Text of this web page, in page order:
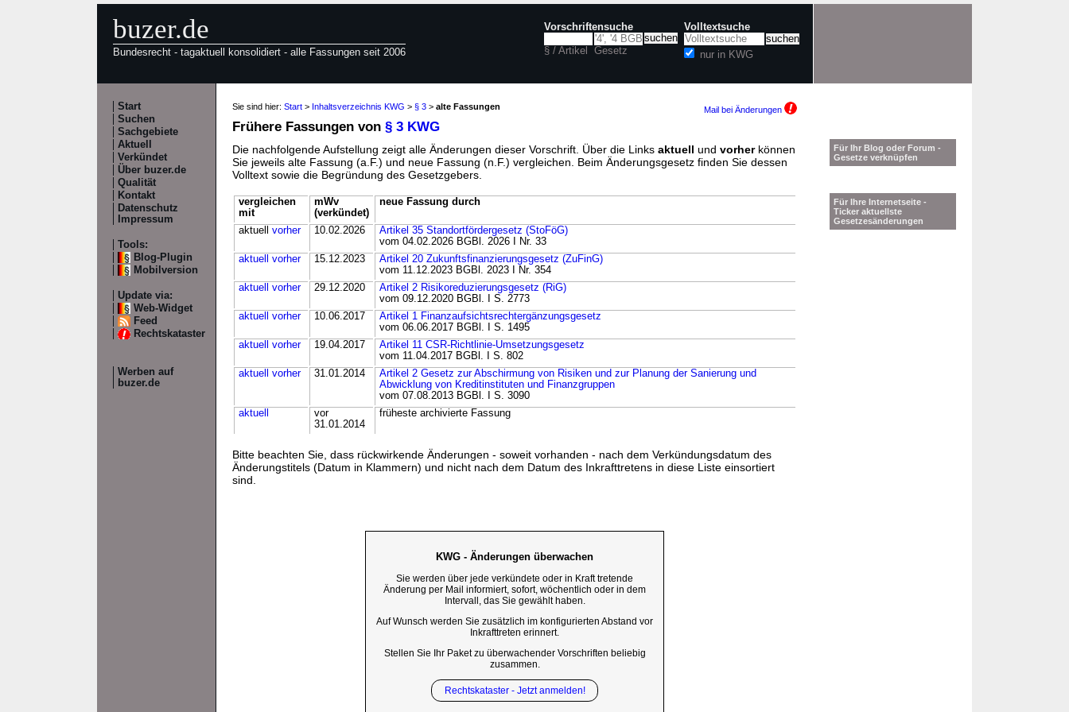
buzer.de
Bundesrecht - tagaktuell konsolidiert - alle Fassungen seit 2006
Vorschriftensuche
§ / Artikel Gesetz
Volltextsuche
nur in KWG
Start
Suchen
Sachgebiete
Aktuell
Verkündet
Über buzer.de
Qualität
Kontakt
Datenschutz
Impressum
Tools:
Blog-Plugin
Mobilversion
Update via:
Web-Widget
Feed
Rechtskataster
Werben auf
buzer.de
Sie sind hier: Start > Inhaltsverzeichnis KWG > § 3 > alte Fassungen Mail bei Änderungen
Frühere Fassungen von § 3 KWG
Die nachfolgende Aufstellung zeigt alle Änderungen dieser Vorschrift. Über die Links aktuell und vorherkönnen
Sie jeweils alte Fassung (a.F.) und neue Fassung (n.F.) vergleichen. Beim Änderungsgesetz finden Sie dessen
Volltext sowie die Begründung des Gesetzgebers.
vergleichen
mit
mWv
(verkündet)
neue Fassung durch
aktuell vorher 10.02.2026
Artikel 35 Standortfördergesetz (StoFöG)
vom 04.02.2026 BGBl. 2026 I Nr. 33
aktuell
vorher 15.12.2023
Artikel 20 Zukunftsfinanzierungsgesetz (ZuFinG)
vom 11.12.2023 BGBl. 2023 I Nr. 354
aktuell
vorher 29.12.2020
Artikel 2 Risikoreduzierungsgesetz (RiG)
vom 09.12.2020 BGBl. I S. 2773
aktuell
vorher 10.06.2017
Artikel 1 Finanzaufsichtsrechtergänzungsgesetz
vom 06.06.2017 BGBl. I S. 1495
aktuell
vorher 19.04.2017
Artikel 11 CSR-Richtlinie-Umsetzungsgesetz
vom 11.04.2017 BGBl. I S. 802
aktuell
vorher 31.01.2014
Artikel 2 Gesetz zur Abschirmung von Risiken und zur Planung der Sanierung und
Abwicklung von Kreditinstituten und Finanzgruppen
vom 07.08.2013 BGBl. I S. 3090
aktuell
vor
31.01.2014
früheste archivierte Fassung
Bitte beachten Sie, dass rückwirkende Änderungen - soweit vorhanden - nach dem Verkündungsdatum des
Änderungstitels (Datum in Klammern) und nicht nach dem Datum des Inkrafttretens in diese Liste einsortiert
sind.
KWG - Änderungen überwachen
Sie werden über jede verkündete oder in Kraft tretende
Änderung per Mail informiert, sofort, wöchentlich oder in dem
Intervall, das Sie gewählt haben.
Auf Wunsch werden Sie zusätzlich im konfigurierten Abstand vor
Inkrafttreten erinnert.
Stellen Sie Ihr Paket zu überwachender Vorschriften beliebig
zusammen.
Rechtskataster - Jetzt anmelden!
Für Ihr Blog oder Forum -
Gesetze verknüpfen
Für Ihre Internetseite -
Ticker aktuellste
Gesetzesänderungen